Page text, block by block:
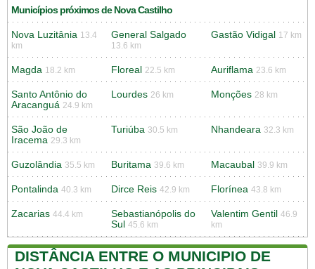
Municípios próximos de Nova Castilho
Nova Luzitânia 13.4
km
General Salgado
13.6 km
Gastão Vidigal 17 km
Magda 18.2 km Floreal 22.5 km Auriflama 23.6 km
Santo Antônio do
Aracanguá 24.9 km
Lourdes 26 km Monções 28 km
São João de
Iracema 29.3 km
Turiúba 30.5 km Nhandeara 32.3 km
Guzolândia 35.5 km Buritama 39.6 km Macaubal 39.9 km
Pontalinda 40.3 km Dirce Reis 42.9 km Florínea 43.8 km
Zacarias 44.4 km
Sebastianópolis do
Sul 45.6 km
Valentim Gentil 46.9
km
DISTÂNCIA ENTRE O MUNICIPIO DE